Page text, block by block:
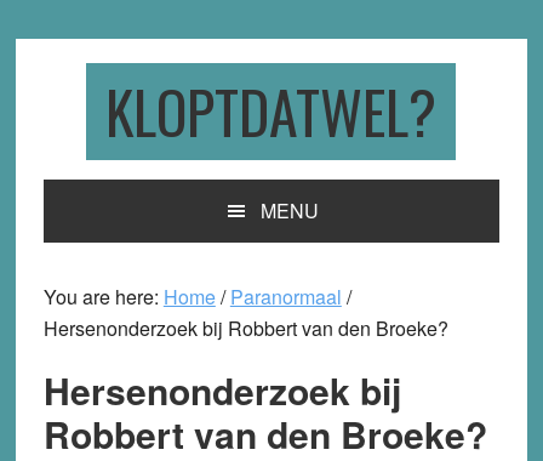
KLOPTDATWEL?
MENU
You are here: Home/ Paranormaal /
Hersenonderzoek bij Robbert van den Broeke?
Hersenonderzoek bij
Robbert van den Broeke?